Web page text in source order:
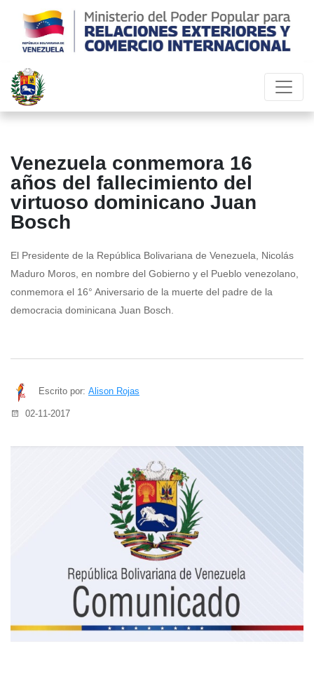
Venezuela conmemora 16
años del fallecimiento del
virtuoso dominicano Juan
Bosch
El Presidente de la República Bolivariana de Venezuela, Nicolás
Maduro Moros, en nombre del Gobierno y el Pueblo venezolano,
conmemora el 16° Aniversario de la muerte del padre de la
democracia dominicana Juan Bosch.
Escrito por: Alison Rojas
02-11-2017